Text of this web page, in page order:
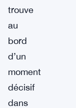
trouve
au
bord
d’un
moment
décisif
dans